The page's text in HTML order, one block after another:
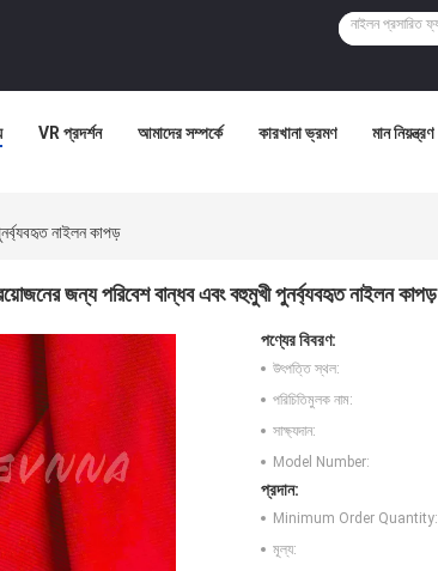
VR প্রদর্শন আমাদের সম্পর্কে কারখানা ভ্রমণ মান নিয়ন্ত্রণ
নাইলন কাপড়
জন্য পরিবেশ বান্ধব এবং বহুমুখী পুনর্ব্যবহৃত নাইলন কাপড়
পণ্যের বিবরণ:
উৎপত্তি স্থল:
পরিচিতিমুলক নাম:
সাক্ষ্যদান:
Model Number:
প্রদান:
Minimum Order Quantity:
মূল্য: